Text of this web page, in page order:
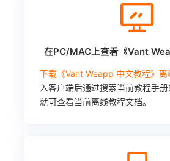
在PC/MAC上查看《Vant
下载《Vant Weapp 中文教程》离
入客户端后通过搜索当前教程手册
就可查看当前离线教程文档。